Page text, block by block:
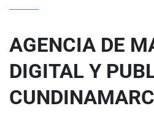
AGENCIA DE
DIGITAL Y